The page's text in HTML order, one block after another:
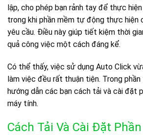
lập, cho phép bạn rảnh tay để thực
trong khi phần mềm tự động thực
yêu cầu. Điều này giúp tiết kiệm thời
quả công việc một cách đáng kể.
Có thể thấy, việc sử dụng Auto Click
làm việc đều rất thuận tiện. Trong
hướng dẫn các bạn cách tải và cài đặt
máy tính.
Cách Tải Và Cài Đặt